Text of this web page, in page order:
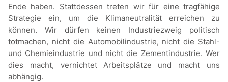
Ende haben. Stattdessen treten wir für eine tragfähige
Strategie ein, um die Klimaneutralität erreichen zu
können. Wir dürfen keinen Industriezweig politisch
totmachen, nicht die Automobilindustrie, nicht die Stahl-
und Chemieindustrie und nicht die Zementindustrie. Wer
dies macht, vernichtet Arbeitsplätze und macht uns
abhängig.